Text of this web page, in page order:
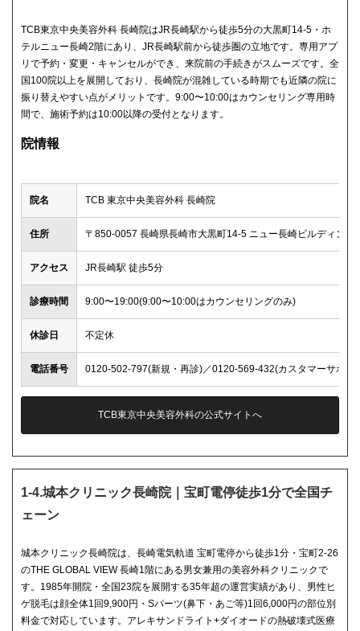
TCB東京中央美容外科 長崎院はJR長崎駅から徒歩5分の大黒町14-5・ホ
テルニュー長崎2階にあり、JR長崎駅前から徒歩圏の立地です。専用アプ
リで予約・変更・キャンセルができ、来院前の手続きがスムーズです。全
国100院以上を展開しており、長崎院が混雑している時期でも近隣の院に
振り替えやすい点がメリットです。9:00〜10:00はカウンセリング専用時
間で、施術予約は10:00以降の受付となります。
院情報
院名 TCB 東京中央美容外科 長崎院
住所 〒850-0057 長崎県長崎市大黒町14-5 ニュー長崎ビルディング
アクセス JR長崎駅 徒歩5分
診療時間 9:00〜19:00(9:00〜10:00はカウンセリングのみ)
休診日 不定休
電話番号 0120-502-797(新規・再診)／0120-569-432(カスタマーサポー
TCB東京中央美容外科の公式サイトへ
1-4.城本クリニック長崎院｜宝町電停徒歩1分で全国チ
ェーン
城本クリニック長崎院は、長崎電気軌道 宝町電停から徒歩1分・宝町2-26
のTHE GLOBAL VIEW 長崎1階にある男女兼用の美容外科クリニックで
す。1985年開院・全国23院を展開する35年超の運営実績があり、男性ヒ
ゲ脱毛は顔全体1回9,900円・Sパーツ(鼻下・あご等)1回6,000円の部位別
料金で対応しています。アレキサンドライト+ダイオードの熱破壊式医療